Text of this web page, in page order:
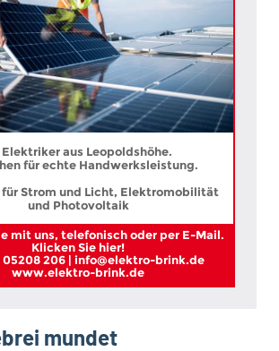
Elektriker aus Leopoldshöhe.
für echte Handwerksleistung.
für Strom und Licht, Elektromobilität
und Photovoltaik
mit uns, telefonisch oder per E-Mail.
Klicken Sie hier!
05208 206 | info@elektro-brink.de
www.elektro-brink.de
mundet